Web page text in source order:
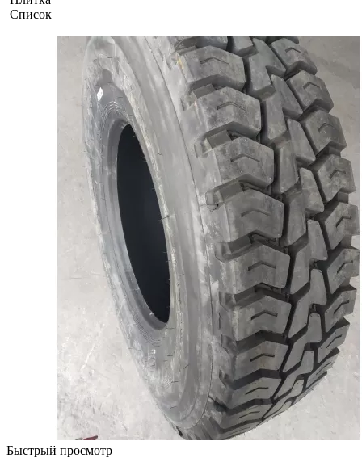
Список
Быстрый просмотр